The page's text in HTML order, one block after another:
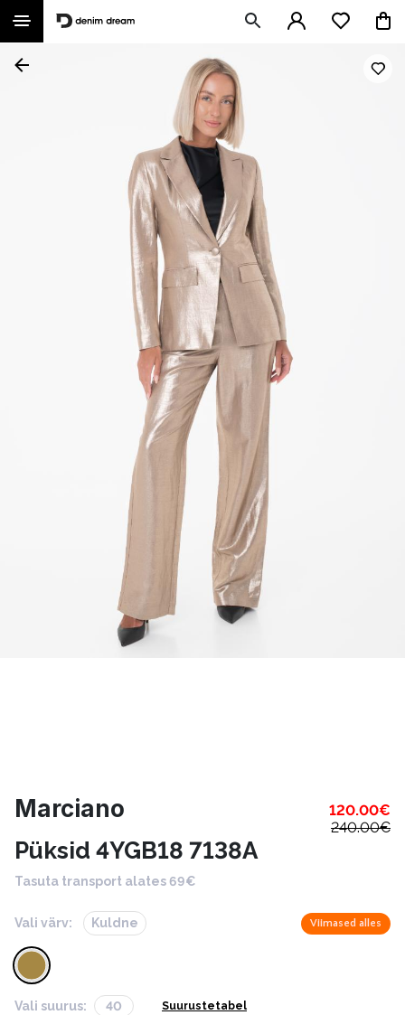
Marciano 120.00€
240.00€
Püksid 4YGB18 7138A
Tasuta transport alates 69€
Vali värv: Kuldne Viimased alles
Vali suurus: 40 Suurustetabel